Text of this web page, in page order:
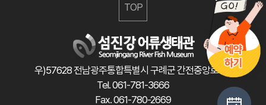
우)57628 전남광주통합특별시 구례군 간전중앙로 47
Tel. 061-781-3666
Fax. 061-780-2669
TOP